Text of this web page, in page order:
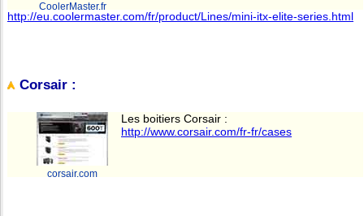
CoolerMaster.fr
http://eu.coolermaster.com/fr/product/Lines/mini-itx-elite-series.html
Corsair :
corsair.com
Les boitiers Corsair :
http://www.corsair.com/fr-fr/cases